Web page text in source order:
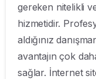
gereken nitelikli
hizmetidir.
aldığınız
avantajın çok
sağlar. İnternet